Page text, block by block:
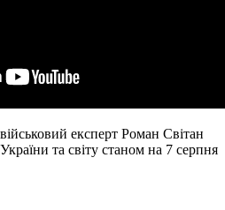
експерт Роман Світан
та світу станом на 7 серпня